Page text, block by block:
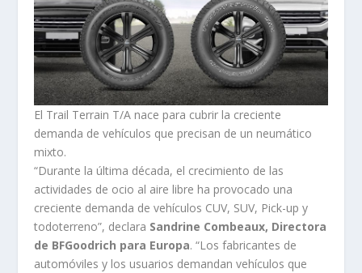
El Trail Terrain T/A nace para cubrir la creciente
demanda de vehículos que precisan de un neumático
mixto.
“Durante la última década, el crecimiento de las
actividades de ocio al aire libre ha provocado una
creciente demanda de vehículos CUV, SUV, Pick-up y
todoterreno”, declara Sandrine Combeaux, Directora
de BFGoodrich para Europa. “Los fabricantes de
automóviles y los usuarios demandan vehículos que